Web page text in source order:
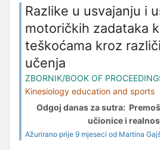
Razlike u usvajanju i
motoričkih zadataka
teškoćama kroz
učenja
ZBORNIK/BOOK OF
Kinesiology education and sports
Odgoj danas za sutra:
učionice i
Ažurirano prije 9 mjeseci od Martina